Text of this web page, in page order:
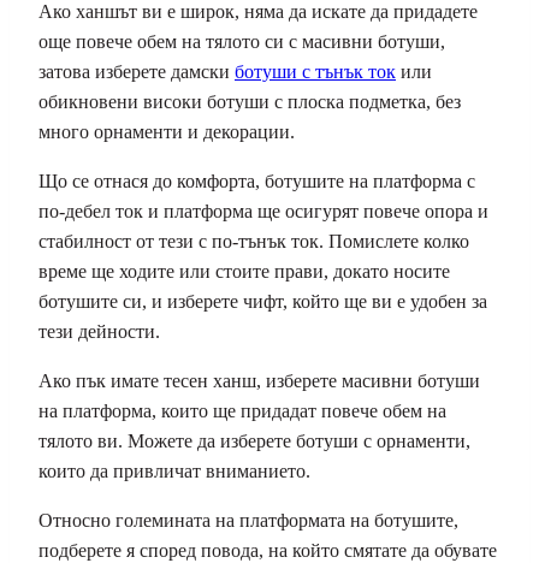
Ако ханшът ви е широк, няма да искате да придадете
още повече обем на тялото си с масивни ботуши,
затова изберете дамски ботуши с тънък ток или
обикновени високи ботуши с плоска подметка, без
много орнаменти и декорации.
Що се отнася до комфорта, ботушите на платформа с
по-дебел ток и платформа ще осигурят повече опора и
стабилност от тези с по-тънък ток. Помислете колко
време ще ходите или стоите прави, докато носите
ботушите си, и изберете чифт, който ще ви е удобен за
тези дейности.
Ако пък имате тесен ханш, изберете масивни ботуши
на платформа, които ще придадат повече обем на
тялото ви. Можете да изберете ботуши с орнаменти,
които да привличат вниманието.
Относно големината на платформата на ботушите,
подберете я според повода, на който смятате да обувате